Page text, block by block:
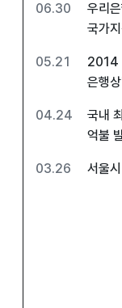
06.30
우리
국가
05.21
2014
은행
04.24
국내
억불
03.26 서울